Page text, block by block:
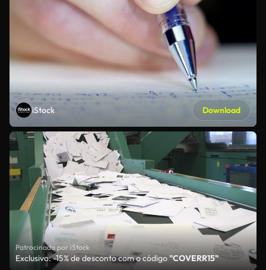
iStock Download
Patrocinado por iStock
Exclusivo: -15% de desconto com o código"COVERR15"